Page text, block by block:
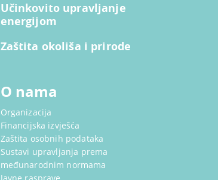
Učinkovito upravljanje
energijom
Zaštita okoliša i prirode
O nama
Organizacija
Financijska izvješća
Zaštita osobnih podataka
Sustavi upravljanja prema
međunarodnim normama